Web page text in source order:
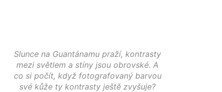
Slunce na Guantánamu praží, kontrasty
mezi světlem a stíny jsou obrovské. A
co si počít, když fotografovaný barvou
své kůže ty kontrasty ještě zvyšuje?